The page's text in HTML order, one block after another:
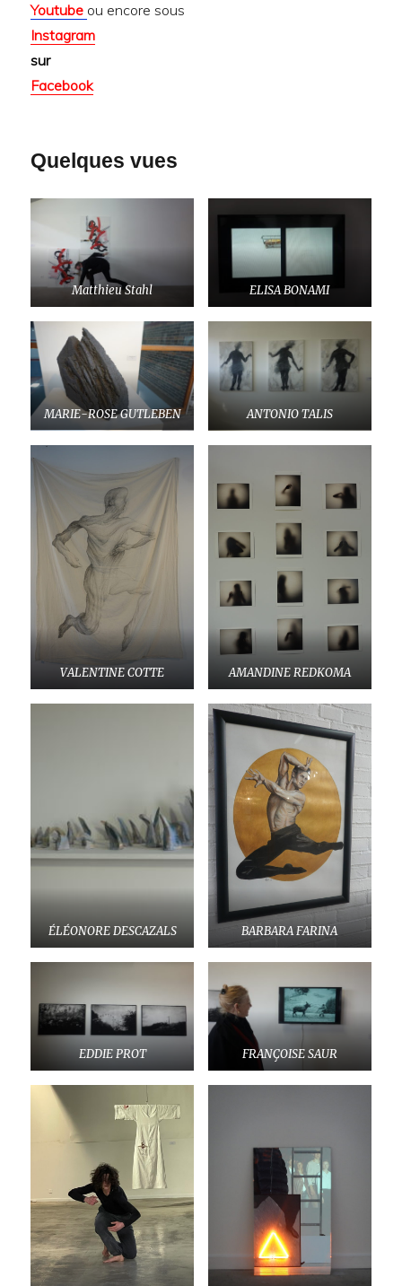
Youtube ou encore sous
Instagram
sur
Facebook
Quelques vues
Matthieu Stahl ELISA BONAMI
MARIE-ROSE GUTLEBEN ANTONIO TALIS
VALENTINE COTTE AMANDINE REDKOMA
ÉLÉONORE DESCAZALS BARBARA FARINA
EDDIE PROT FRANÇOISE SAUR